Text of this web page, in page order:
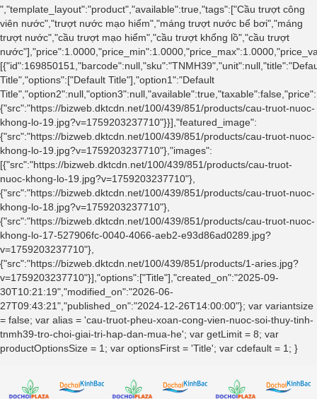
","template_layout":"product","available":true,"tags":["Cầu trượt công
viên nước","trượt nước mạo hiểm","máng trượt nước bể bơi","máng
trượt nước","cầu trượt mạo hiểm","cầu trượt khổng lồ","cầu trượt
Title","options":["Default Title"],"option1":"Default
{"src":"https://bizweb.dktcdn.net/100/439/851/products/cau-truot-nuoc-
khong-lo-19.jpg?v=1759203237710"}}],"featured_image":
{"src":"https://bizweb.dktcdn.net/100/439/851/products/cau-truot-nuoc-
khong-lo-19.jpg?v=1759203237710"},"images":
[{"src":"https://bizweb.dktcdn.net/100/439/851/products/cau-truot-
nuoc-khong-lo-19.jpg?v=1759203237710"},
{"src":"https://bizweb.dktcdn.net/100/439/851/products/cau-truot-nuoc-
khong-lo-18.jpg?v=1759203237710"},
{"src":"https://bizweb.dktcdn.net/100/439/851/products/cau-truot-nuoc-
khong-lo-17-527906fc-0040-4066-aeb2-e93d86ad0289.jpg?
v=1759203237710"},
{"src":"https://bizweb.dktcdn.net/100/439/851/products/1-aries.jpg?
v=1759203237710"}],"options":["Title"],"created_on":"2025-09-
30T10:21:19","modified_on":"2026-06-
27T09:43:21","published_on":"2024-12-26T14:00:00"}; var variantsize
= false; var alias = 'cau-truot-pheu-xoan-cong-vien-nuoc-soi-thuy-tinh-
tnmh39-tro-choi-giai-tri-hap-dan-mua-he'; var getLimit = 8; var
productOptionsSize = 1; var optionsFirst = 'Title'; var cdefault = 1; }